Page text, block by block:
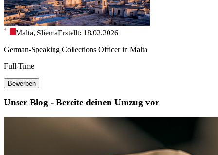
Malta, SliemaErstellt: 18.02.2026
German-Speaking Collections Officer in Malta
Full-Time
Bewerben
Unser Blog - Bereite deinen Umzug vor